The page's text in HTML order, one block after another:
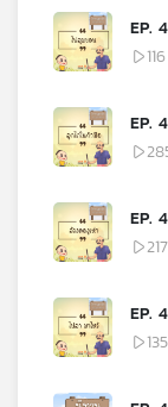
แผนที่
EP.
116
EP.
EP.
217
EP.
135